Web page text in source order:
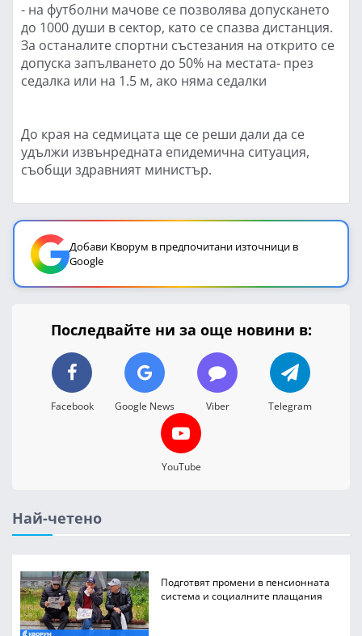
- на футболни мачове се позволява допускането
до 1000 души в сектор, като се спазва дистанция.
За останалите спортни състезания на открито се
допуска запълването до 50% на местата- през
седалка или на 1.5 м, ако няма седалки
До края на седмицата ще се реши дали да се
удължи извънредната епидемична ситуация,
съобщи здравният министър.
Добави Кворум в предпочитани източници в
Google
Последвайте ни за още новини в:
Facebook Google News Viber Telegram
YouTube
Най-четено
Подготвят промени в пенсионната
система и социалните плащания